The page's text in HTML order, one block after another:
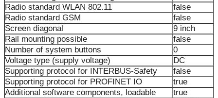
Radio standard WLAN 802.11
false
Radio standard GSM
false
Screen diagonal
9 inch
Rail mounting possible
false
Number of system buttons
0
Voltage type (supply voltage)
DC
Supporting protocol for INTERBUS-Safety
false
Supporting protocol for PROFINET IO
true
Additional software components, loadable
true